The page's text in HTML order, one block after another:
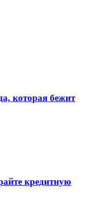
которая бежит
кредитную